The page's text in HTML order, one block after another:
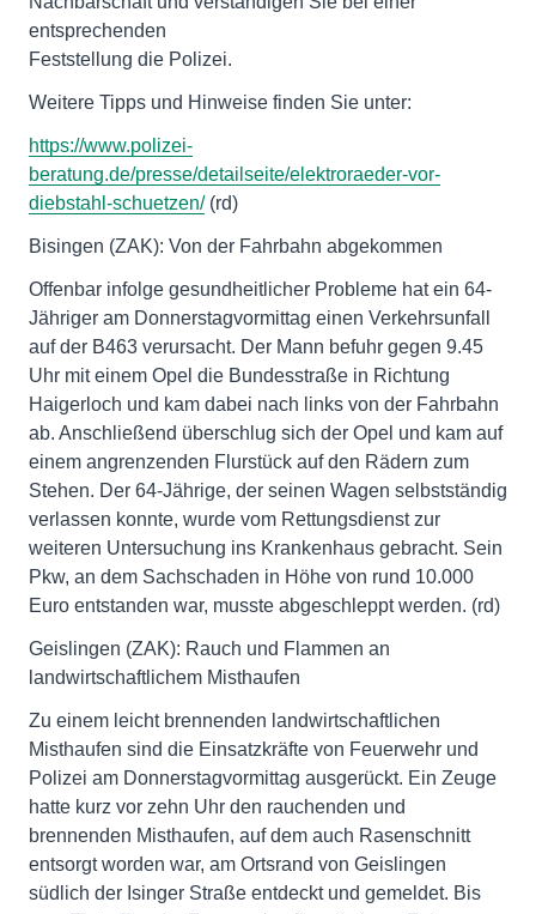
entsprechenden
Feststellung die Polizei.
Weitere Tipps und Hinweise finden Sie unter:
https://www.polizei-
beratung.de/presse/detailseite/elektroraeder-vor-
diebstahl-schuetzen/(rd)
Bisingen (ZAK): Von der Fahrbahn abgekommen
Offenbar infolge gesundheitlicher Probleme hat ein 64-
Jähriger am Donnerstagvormittag einen Verkehrsunfall
auf der B463 verursacht. Der Mann befuhr gegen 9.45
Uhr mit einem Opel die Bundesstraße in Richtung
Haigerloch und kam dabei nach links von der Fahrbahn
ab. Anschließend überschlug sich der Opel und kam auf
einem angrenzenden Flurstück auf den Rädern zum
Stehen. Der 64-Jährige, der seinen Wagen selbstständig
verlassen konnte, wurde vom Rettungsdienst zur
weiteren Untersuchung ins Krankenhaus gebracht. Sein
Pkw, an dem Sachschaden in Höhe von rund 10.000
Euro entstanden war, musste abgeschleppt werden. (rd)
Geislingen (ZAK): Rauch und Flammen an
landwirtschaftlichem Misthaufen
Zu einem leicht brennenden landwirtschaftlichen
Misthaufen sind die Einsatzkräfte von Feuerwehr und
Polizei am Donnerstagvormittag ausgerückt. Ein Zeuge
hatte kurz vor zehn Uhr den rauchenden und
brennenden Misthaufen, auf dem auch Rasenschnitt
entsorgt worden war, am Ortsrand von Geislingen
südlich der Isinger Straße entdeckt und gemeldet. Bis